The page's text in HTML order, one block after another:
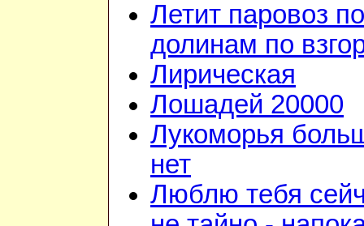
Летит паровоз по
долинам по
Лирическая
Лошадей 20000
Лукоморья
нет
Люблю тебя